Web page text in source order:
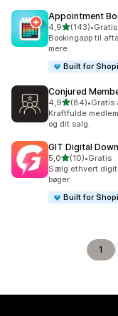
Appointment
4,9ud af 5 stjerner
(143)
143 anmeldelser
•
Bookingapp til
mere
Built for
Conjured
4,9ud af 5
(84)
84 anmeldelser i
•Gratis
Kraftfulde
og dit salg.
GIT Digital
5,0ud af 5 stjerner
(10)
10 anmeldelser i alt
•Gratis
Sælg ethvert
bøger
Built for
1